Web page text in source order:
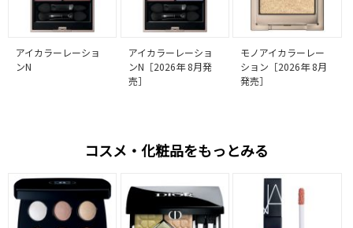
アイカラーレーショ
ンN
アイカラーレーショ
ンN［2026年 8月発
売］
モノアイカラーレー
ション［2026年 8月
発売］
コスメ・化粧品をもっとみる